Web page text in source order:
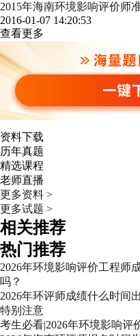
2015年海南环境影响评价师
2016-01-07 14:20:53
查看更多
资料下载
历年真题
精选课程
老师直播
更多资料 >
更多试题 >
相关推荐
热门推荐
2026年环境影响评价工程师
吗？
2026年环评师成绩什么时间
特别注意
考生必看|2026年环境影响评